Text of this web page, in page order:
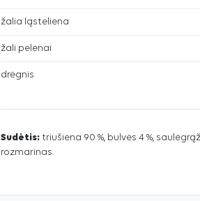
žalia ląsteliena
žali pelenai
drėgnis
Sudėtis: triušiena 90 %, bulvės 4 %,
rozmarinas.